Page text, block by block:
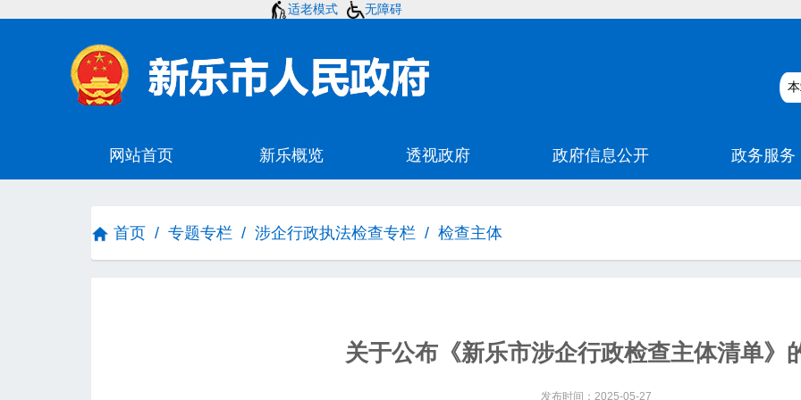
适老模式 无障碍
首页 / 专题专栏 / 涉企行政执法检查专栏 / 检查主体
关于公布《新乐市涉企行政检查主体清单》
发布时间：2025-05-27